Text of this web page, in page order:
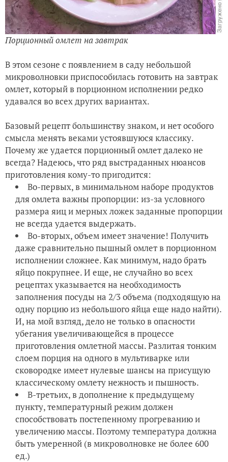
Порционный омлет на завтрак
В этом сезоне с появлением в саду небольшой
микроволновки приспособилась готовить на завтрак
омлет, который в порционном исполнении редко
удавался во всех других вариантах.
Базовый рецепт большинству знаком, и нет особого
смысла менять веками устоявшуюся классику.
Почему же удается порционный омлет далеко не
всегда? Надеюсь, что ряд выстраданных нюансов
приготовления кому-то пригодится:
Во-первых, в минимальном наборе продуктов
для омлета важны пропорции: из-за условного
размера яиц и мерных ложек заданные пропорции
не всегда удается выдержать.
Во-вторых, объем имеет значение! Получить
даже сравнительно пышный омлет в порционном
исполнении сложнее. Как минимум, надо брать
яйцо покрупнее. И еще, не случайно во всех
рецептах указывается на необходимость
заполнения посуды на 2/3 объема (подходящую на
одну порцию из небольшого яйца еще надо найти).
И, на мой взгляд, дело не только в опасности
убегания увеличивающейся в процессе
приготовления омлетной массы. Разлитая тонким
слоем порция на одного в мультиварке или
сковородке имеет нулевые шансы на присущую
классическому омлету нежность и пышность.
В-третьих, в дополнение к предыдущему
пункту, температурный режим должен
способствовать постепенному прогреванию и
увеличению массы. Поэтому температура должна
быть умеренной (в микроволновке не более 600
ед.)